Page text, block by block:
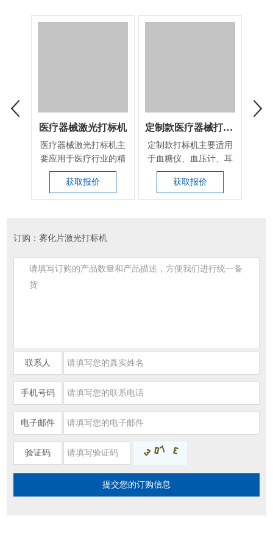
医疗器械激光打标机
医疗器械激光打标机主
要应用于医疗行业的精
密打标，如药品包
装、...
获取报价
定制款医疗器械打标打孔机
定制款打标机主要适用
于血糖仪、血压计、耳
温枪、生物检测试剂
盒...
获取报价
订购：雾化片激光打标机
联系人
手机号码
电子邮件
验证码